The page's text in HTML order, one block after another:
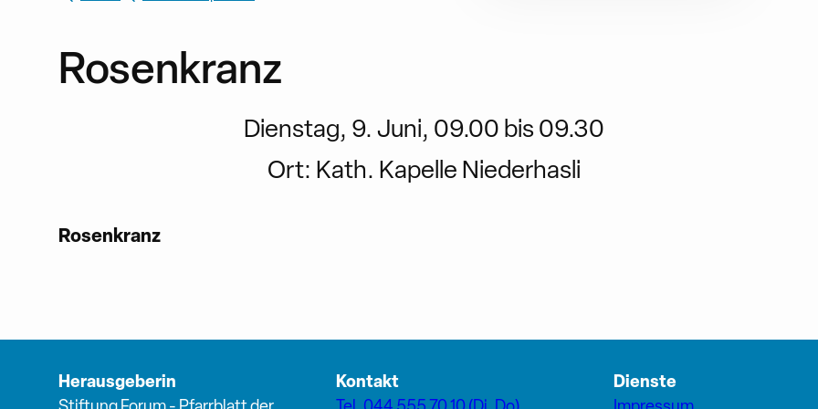
Rosenkranz
Dienstag, 9. Juni, 09.00 bis 09.30
Ort: Kath. Kapelle Niederhasli
Rosenkranz
Herausgeberin Kontakt Dienste